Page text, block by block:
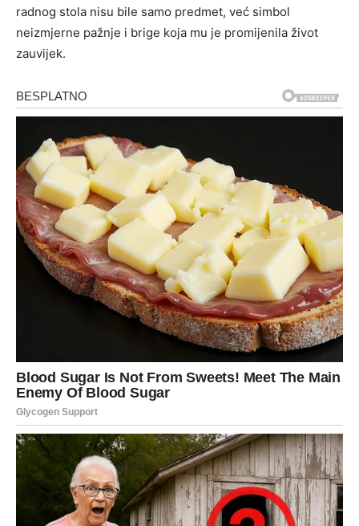
radnog stola nisu bile samo predmet, već simbol
neizmjerne pažnje i brige koja mu je promijenila život
zauvijek.